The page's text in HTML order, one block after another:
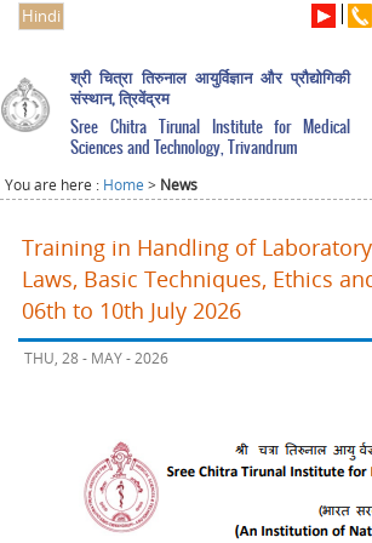
Hindi
श्री चित्रा तिरुनाल आयुर्विज्ञान और प्रौद्योगिकी
संस्थान, त्रिवेंद्रम
Sree Chitra Tirunal Institute for Medical
Sciences and Technology, Trivandrum
You are here : Home > News
Training in Handling of
Laws, Basic Techniques, Ethics
06th to 10th July 2026
THU, 28 - MAY - 2026